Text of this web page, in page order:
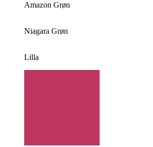
Amazon Grøn
Niagara Grøn
Lilla